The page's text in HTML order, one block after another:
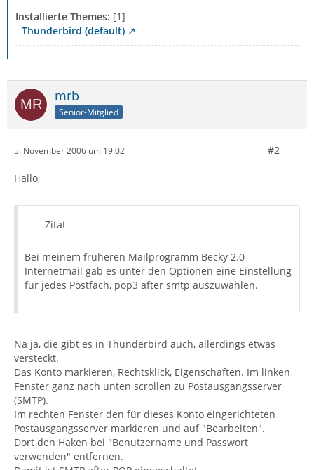
Installierte Themes: [1]
- Thunderbird (default)
mrb
Senior-Mitglied
5. November 2006 um 19:02 #2
Hallo,
Zitat
Bei meinem früheren Mailprogramm Becky 2.0
Internetmail gab es unter den Optionen eine Einstellung
für jedes Postfach, pop3 after smtp auszuwählen.
Na ja, die gibt es in Thunderbird auch, allerdings etwas
versteckt.
Das Konto markieren, Rechtsklick, Eigenschaften. Im linken
Fenster ganz nach unten scrollen zu Postausgangsserver
(SMTP).
Im rechten Fenster den für dieses Konto eingerichteten
Postausgangsserver markieren und auf "Bearbeiten".
Dort den Haken bei "Benutzername und Passwort
verwenden" entfernen.